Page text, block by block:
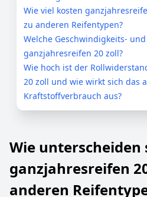
Wie viel kosten
zu anderen Reifentypen?
Welche Geschwindigkeits-
ganzjahresreifen 20 zoll?
Wie hoch ist der
20 zoll und wie wirkt sich das
Kraftstoffverbrauch aus?
Wie unterscheiden
ganzjahresreifen
anderen